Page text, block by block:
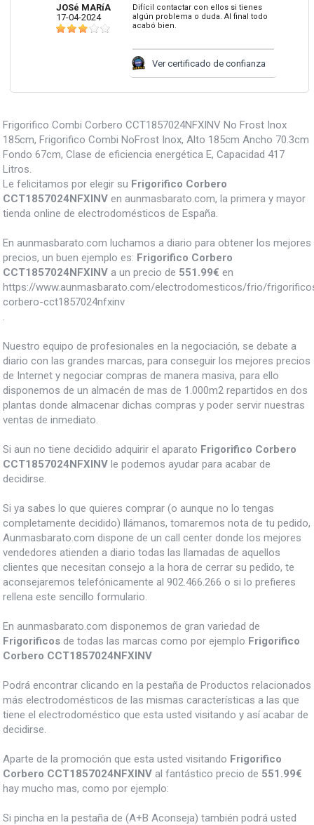
JOSé MARíA
17-04-2024
Difícil contactar con ellos si tienes
algún problema o duda. Al final todo
acabó bien.
Ver certificado de confianza
Frigorifico Combi Corbero CCT1857024NFXINV No Frost Inox
185cm, Frigorifico Combi NoFrost Inox, Alto 185cm Ancho 70.3cm
Fondo 67cm, Clase de eficiencia energética E, Capacidad 417
Litros.
Le felicitamos por elegir su Frigorifico Corbero
CCT1857024NFXINV en aunmasbarato.com, la primera y mayor
tienda online de electrodomésticos de España.
En aunmasbarato.com luchamos a diario para obtener los mejores
precios, un buen ejemplo es: Frigorifico Corbero
CCT1857024NFXINV a un precio de 551.99€ en
https://www.aunmasbarato.com/electrodomesticos/frio/
corbero-cct1857024nfxinv
.
Nuestro equipo de profesionales en la negociación, se debate a
diario con las grandes marcas, para conseguir los mejores precios
de Internet y negociar compras de manera masiva, para ello
disponemos de un almacén de mas de 1.000m2 repartidos en dos
plantas donde almacenar dichas compras y poder servir nuestras
ventas de inmediato.
Si aun no tiene decidido adquirir el aparato Frigorifico Corbero
CCT1857024NFXINV le podemos ayudar para acabar de
decidirse.
Si ya sabes lo que quieres comprar (o aunque no lo tengas
completamente decidido) llámanos, tomaremos nota de tu pedido,
Aunmasbarato.com dispone de un call center donde los mejores
vendedores atienden a diario todas las llamadas de aquellos
clientes que necesitan consejo a la hora de cerrar su pedido, te
aconsejaremos telefónicamente al 902.466.266 o si lo prefieres
rellena este sencillo formulario.
En aunmasbarato.com disponemos de gran variedad de
Frigorificos de todas las marcas como por ejemplo Frigorifico
Corbero CCT1857024NFXINV
Podrá encontrar clicando en la pestaña de Productos relacionados
más electrodomésticos de las mismas características a las que
tiene el electrodoméstico que esta usted visitando y así acabar de
decidirse.
Aparte de la promoción que esta usted visitando Frigorifico
Corbero CCT1857024NFXINV al fantástico precio de 551.99€
hay mucho mas, como por ejemplo:
Si pincha en la pestaña de (A+B Aconseja) también podrá usted